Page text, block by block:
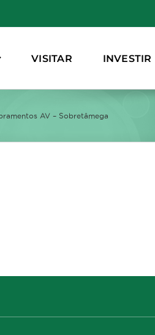
VISITAR INVESTIR
AV – Sobretâmega